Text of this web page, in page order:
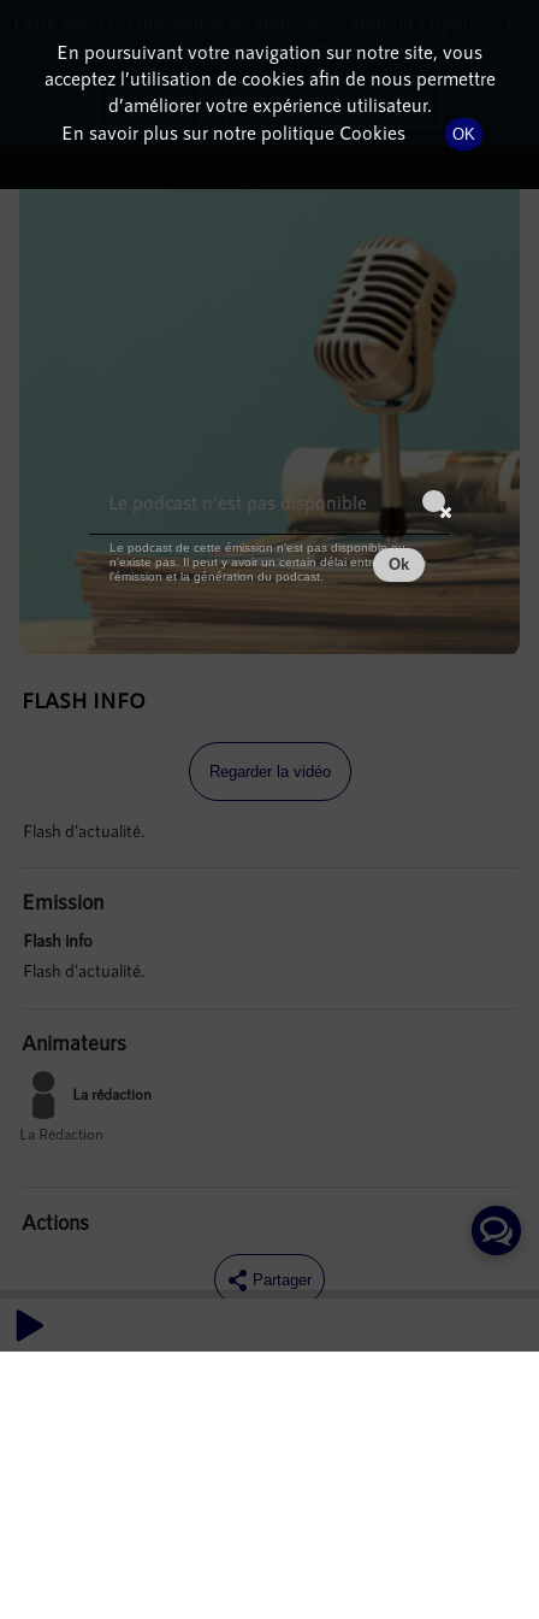
DÉTAILS DE L'ÉPISODE
30 décembre 2021à 13h59, durée : Invalid date
FLASH INFO
Regarder la vidéo
Flash d'actualité.
Emission
Flash info
Flash d'actualité.
Animateurs
La rédaction
La Rédaction
Actions
Partager
Commentaires
En poursuivant votre navigation sur notre site, vous
acceptez l’utilisation de cookies afin de nous permettre
d’améliorer votre expérience utilisateur.
En savoir plus sur notre politique Cookies
OK
dessous pour l'installer.
Non merci Télécharger l'application
Le podcast n'est pas disponible
Le podcast de cette émission n'est pas disponible ou
n'existe pas. Il peut y avoir un certain délai entre la fin de
l'émission et la génération du podcast.
Ok